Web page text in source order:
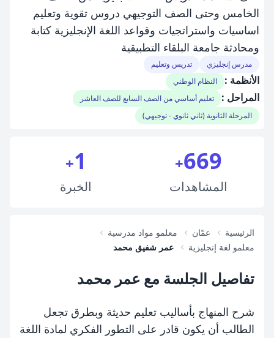
الخامس وحتى الصف التوجيهي دروس تقوية وتعليم
اساسيات واستراتجيات وقواعد اللغة الإنجليزية كتابة
ومحادثة جامعة البلقاء التطبيقية
مدرس إنجليزي تدريس وتعليم
الأنظمة : النظام الوطني
المراحل :
تعليم أساسي من الصف السابع للصف العاشر
المرحلة الثانوية (ثاني ثانوي - توجيهي)
669
+
المشاهدات
1
+
الخبرة
الرئيسية عمّان
معلمو مواد مدرسية
معلمو لغة إنجليزية
عمر شفيق محمد
تفاصيل الجلسة مع عمر محمد
شرح المنهاج بأساليب تعليم حديثة وبطرق تجعل
الطالب أن يكون قادر على التطور الفكري لمادة اللغة